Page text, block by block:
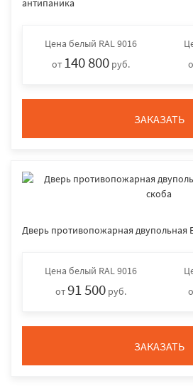
антипаника
Цена белый RAL 9016
от 140 800 руб.
ЗАКАЗАТЬ
Дверь противопожарная двупольная
Цена белый RAL 9016
от91 500 руб.
ЗАКАЗАТЬ